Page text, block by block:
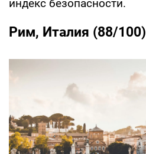
индекс безопасности.
Рим, Италия (88/100)